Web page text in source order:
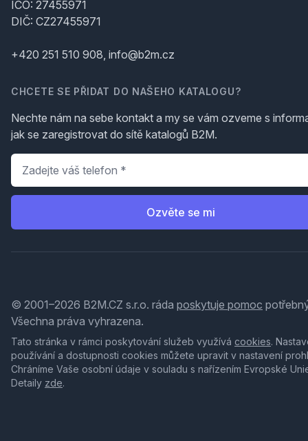
IČO: 27455971
DIČ: CZ27455971
+420 251 510 908, info@b2m.cz
CHCETE SE PŘIDAT DO NAŠEHO KATALOGU?
Nechte nám na sebe kontakt a my se vám ozveme s
jak se zaregistrovat do sítě katalogů B2M.
Telefon
Ozvěte se mi
© 2001–2026 B2M.CZ s.r.o. ráda poskytuje pomoc
Všechna práva vyhrazena.
Tato stránka v rámci poskytování služeb využívá cookies.
používání a dostupnosti cookies můžete upravit v nastavení
Chráníme Vaše osobní údaje v souladu s nařízením Evropské
Detaily zde.